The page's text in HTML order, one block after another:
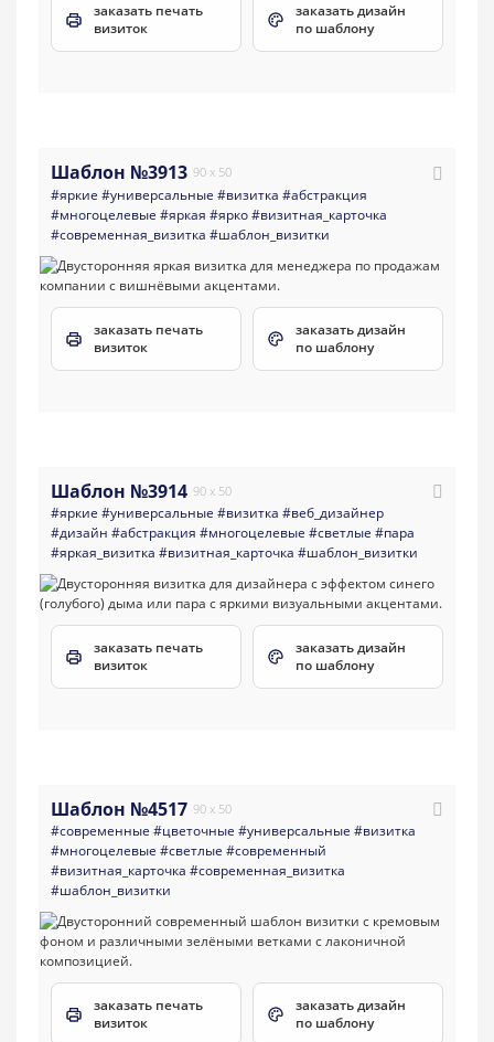
заказать печать
визиток
заказать дизайн
по шаблону
Шаблон №3913 90 x 50
#яркие #универсальные #визитка #абстракция
#многоцелевые #яркая #ярко#визитная_карточка
#современная_визитка #шаблон_визитки
заказать печать
визиток
заказать дизайн
по шаблону
Шаблон №3914 90 x 50
#яркие #универсальные #визитка #веб_дизайнер
#дизайн #абстракция #многоцелевые #светлые #пара
#яркая_визитка #визитная_карточка #шаблон_визитки
заказать печать
визиток
заказать дизайн
по шаблону
Шаблон №4517 90 x 50
#современные #цветочные #универсальные #визитка
#многоцелевые #светлые #современный
#визитная_карточка #современная_визитка
#шаблон_визитки
заказать печать
визиток
заказать дизайн
по шаблону